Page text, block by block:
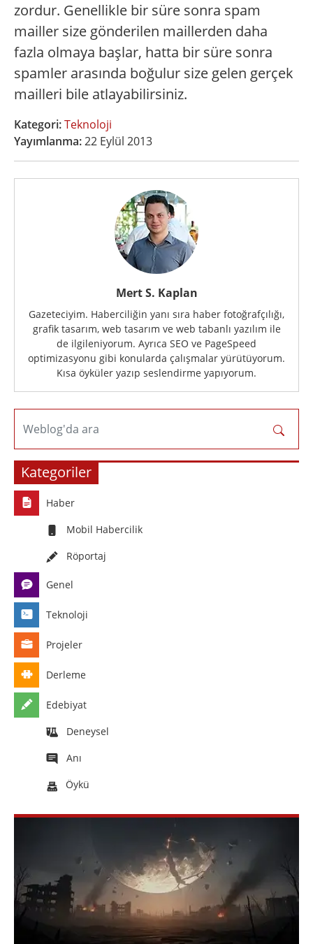
zordur. Genellikle bir süre sonra spam
mailler size gönderilen maillerden daha
fazla olmaya başlar, hatta bir süre sonra
spamler arasında boğulur size gelen gerçek
mailleri bile atlayabilirsiniz.
Kategori:Teknoloji
Yayımlanma:22 Eylül 2013
Mert S. Kaplan
Gazeteciyim. Haberciliğin yanı sıra haber fotoğrafçılığı,
grafik tasarım, web tasarım ve web tabanlı yazılım ile
de ilgileniyorum. Ayrıca SEO ve PageSpeed
optimizasyonu gibi konularda çalışmalar yürütüyorum.
Kısa öyküler yazıp seslendirme yapıyorum.
Weblog'da ara
Kategoriler
Haber
Mobil Habercilik
Röportaj
Genel
Teknoloji
Projeler
Derleme
Edebiyat
Deneysel
Anı
Öykü